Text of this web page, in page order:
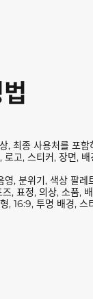
, 최종 사용처를 포함
로고, 스티커, 장면,
영, 분위기, 색상 팔레
즈, 표정, 의상, 소품,
, 16:9, 투명 배경,